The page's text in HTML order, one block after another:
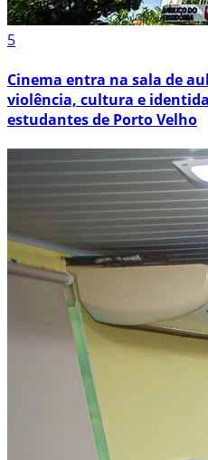
5
Cinema entra na sala de
violência, cultura e
estudantes de Porto Velho